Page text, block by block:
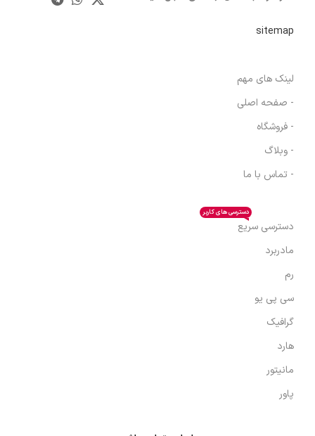
sitemap
لینک های مهم
- صفحه اصلی
- فروشگاه
- وبلاگ
- تماس با ما
دسترسی سریع
دسترسی های کاربر
مادربرد
رم
سی پی یو
گرافیک
هارد
مانیتور
پاور